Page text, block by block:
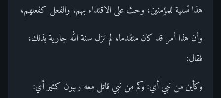
هذا تسلية للمؤمنين، وحث على الاقتداء بهم، والفعل كفعلهم،
وأن هذا أمر قد كان متقدما، لم تزل سنة الله جارية بذلك،
فقال:
وكأين من نبي أي: وكم من نبي قاتل معه ربيون كثير أي: